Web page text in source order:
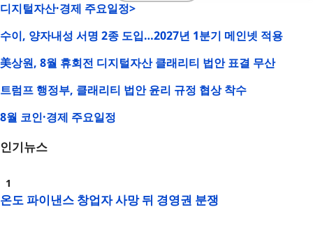
디지털자산·경제 주요일정>
수이, 양자내성 서명 2종 도입…2027년 1분기 메인넷 적용
美상원, 8월 휴회전 디지털자산 클래리티 법안 표결 무산
트럼프 행정부, 클래리티 법안 윤리 규정 협상 착수
8월 코인·경제 주요일정
인기뉴스
온도 파이낸스 창업자 사망 뒤 경영권 분쟁